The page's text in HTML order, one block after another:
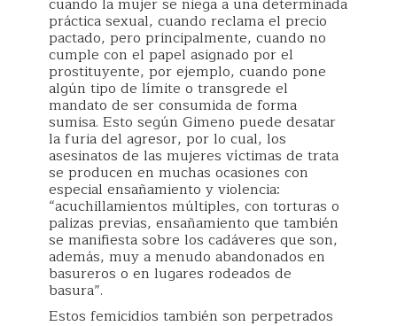
práctica sexual, cuando reclama el precio
pactado, pero principalmente, cuando no
cumple con el papel asignado por el
prostituyente, por ejemplo, cuando pone
algún tipo de límite o transgrede el
mandato de ser consumida de forma
sumisa. Esto según Gimeno puede desatar
la furia del agresor, por lo cual, los
asesinatos de las mujeres víctimas de trata
se producen en muchas ocasiones con
especial ensañamiento y violencia:
“acuchillamientos múltiples, con torturas o
palizas previas, ensañamiento que también
se manifiesta sobre los cadáveres que son,
además, muy a menudo abandonados en
basureros o en lugares rodeados de
basura”.
Estos femicidios también son perpetrados